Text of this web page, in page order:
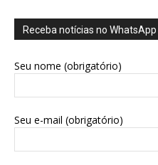
Receba notícias no WhatsApp
Seu nome (obrigatório)
Seu e-mail (obrigatório)